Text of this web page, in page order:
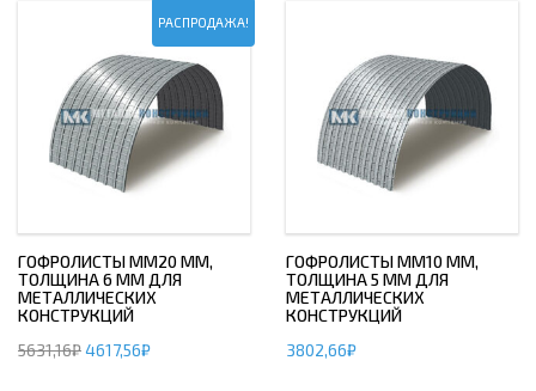
РАСПРОДАЖА!
ГОФРОЛИСТЫ ММ20 ММ,
ТОЛЩИНА 6 ММ ДЛЯ
МЕТАЛЛИЧЕСКИХ
КОНСТРУКЦИЙ
5631,16₽4617,56₽
ГОФРОЛИСТЫ ММ10 ММ,
ТОЛЩИНА 5 ММ ДЛЯ
МЕТАЛЛИЧЕСКИХ
КОНСТРУКЦИЙ
3802,66₽